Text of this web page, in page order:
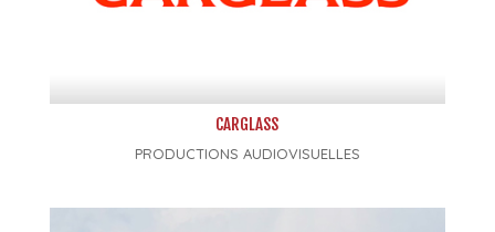
CARGLASS
PRODUCTIONS AUDIOVISUELLES